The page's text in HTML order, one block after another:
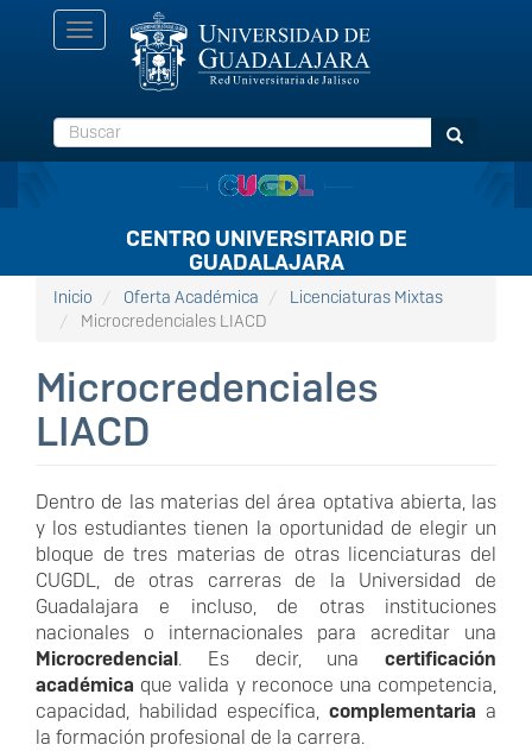
Toggle
navigation
Buscar Buscar
CENTRO UNIVERSITARIO DE
GUADALAJARA
Inicio Oferta Académica
Licenciaturas Mixtas
Microcredenciales LIACD
Microcredenciales
LIACD
Dentro de las materias del área optativa abierta, las
y los estudiantes tienen la oportunidad de elegir un
bloque de tres materias de otras licenciaturas del
CUGDL, de otras carreras de la Universidad de
Guadalajara e incluso, de otras instituciones
nacionales o internacionales para acreditar una
Microcredencial. Es decir, una certificación
académica que valida y reconoce una competencia,
capacidad, habilidad específica, complementaria a
la formación profesional de la carrera.